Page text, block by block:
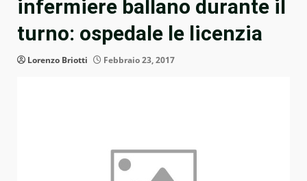
infermiere ballano durante il
turno: ospedale le licenzia
Lorenzo Briotti Febbraio 23, 2017